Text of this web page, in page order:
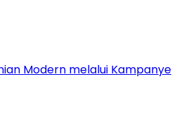
Modern melalui Kampanye